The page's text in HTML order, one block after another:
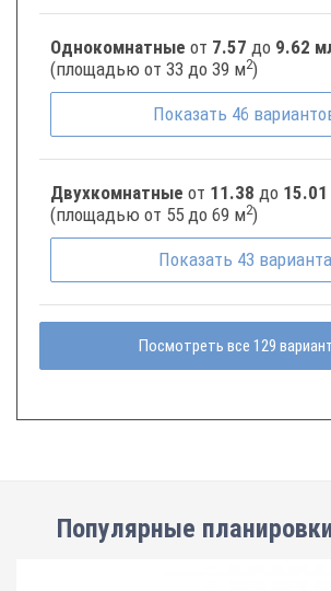
Однокомнатные от 7.57 до 9.62
(площадью от 33 до 39 м2)
Показать 46
Двухкомнатные от 11.38 до
(площадью от 55 до 69 м2)
Показать 43 варианта
Посмотреть все 129
Популярные